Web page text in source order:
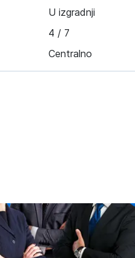
U izgradnji
4 / 7
Centralno